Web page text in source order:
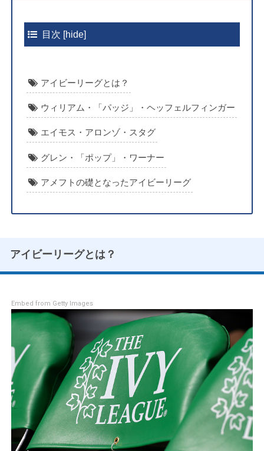
目次 [hide]
アイビーリーグとは？
ウィリアム・「パッジ」・ヘッフェルフィンガー
エイモス・アロンゾ・スタグ
グレン・「ポップ」・ワーナー
アメフトの礎となったアイビーリーグ
アイビーリーグとは？
Embed from Getty Images